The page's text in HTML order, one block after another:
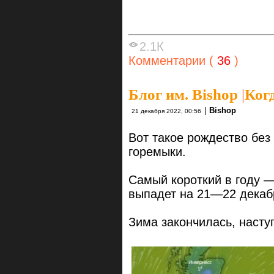
2.1К
Комментарии ( 36 )
Блог им. Bishop |
21 декабря 2022, 00:56 Bishop
Вот такое рождество
горемыки.
Самый короткий в году
выпадет на 21—22
Зима закончилась,